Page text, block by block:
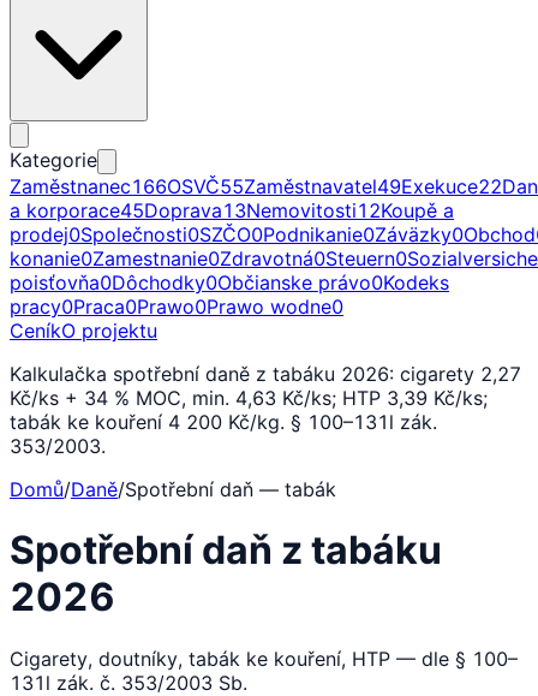
Kategorie
Zaměstnanec166OSVČ55Zaměstnavatel49Exekuce22
a korporace45Doprava13Nemovitosti12Koupě a
prodej0Společnosti0SZČO0Podnikanie0Záväzky0Obchod
konanie0Zamestnanie0Zdravotná0Steuern0
poisťovňa0Dôchodky0Občianske právo0Kodeks
pracy0Praca0Prawo0Prawo wodne0
CeníkO projektu
Kalkulačka spotřební daně z tabáku 2026: cigarety 2,27
Kč/ks + 34 % MOC, min. 4,63 Kč/ks; HTP 3,39 Kč/ks;
tabák ke kouření 4 200 Kč/kg. § 100–131l zák.
353/2003.
Domů/Daně/Spotřební daň — tabák
Spotřební daň z tabáku
2026
Cigarety, doutníky, tabák ke kouření, HTP — dle § 100–
131l zák. č. 353/2003 Sb.